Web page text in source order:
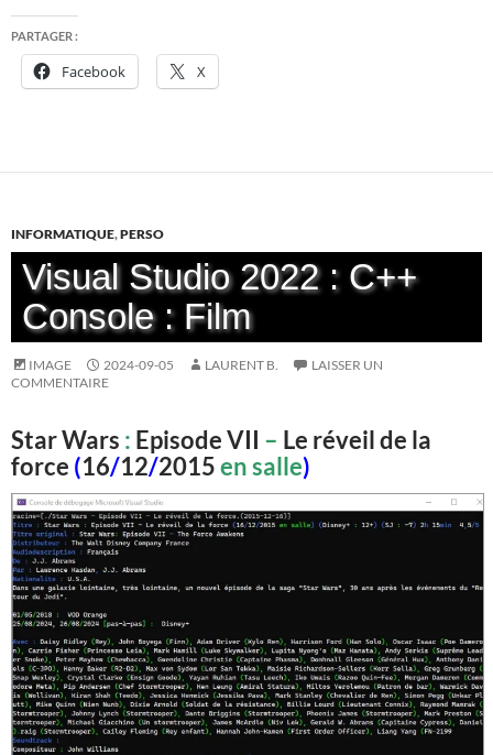
PARTAGER :
Facebook X
INFORMATIQUE,PERSO
Visual Studio 2022 : C++
Console : Film
IMAGE 2024-09-05 LAURENT B.
LAISSER UN
COMMENTAIRE
Star Wars : Episode VII – Le réveil de la
force (16/12/2015en salle)